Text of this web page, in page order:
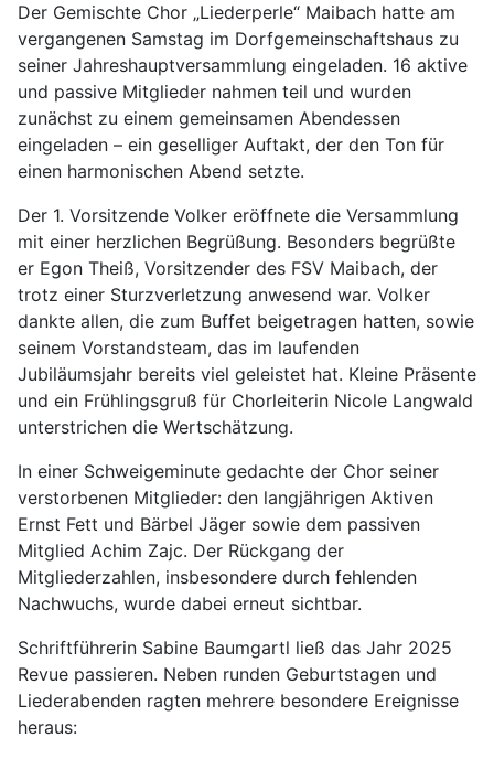
Der Gemischte Chor „Liederperle“ Maibach hatte am
vergangenen Samstag im Dorfgemeinschaftshaus zu
seiner Jahreshauptversammlung eingeladen. 16 aktive
und passive Mitglieder nahmen teil und wurden
zunächst zu einem gemeinsamen Abendessen
eingeladen – ein geselliger Auftakt, der den Ton für
einen harmonischen Abend setzte.
Der 1. Vorsitzende Volker eröffnete die Versammlung
mit einer herzlichen Begrüßung. Besonders begrüßte
er Egon Theiß, Vorsitzender des FSV Maibach, der
trotz einer Sturzverletzung anwesend war. Volker
dankte allen, die zum Buffet beigetragen hatten, sowie
seinem Vorstandsteam, das im laufenden
Jubiläumsjahr bereits viel geleistet hat. Kleine Präsente
und ein Frühlingsgruß für Chorleiterin Nicole Langwald
unterstrichen die Wertschätzung.
In einer Schweigeminute gedachte der Chor seiner
verstorbenen Mitglieder: den langjährigen Aktiven
Ernst Fett und Bärbel Jäger sowie dem passiven
Mitglied Achim Zajc. Der Rückgang der
Mitgliederzahlen, insbesondere durch fehlenden
Nachwuchs, wurde dabei erneut sichtbar.
Schriftführerin Sabine Baumgartl ließ das Jahr 2025
Revue passieren. Neben runden Geburtstagen und
Liederabenden ragten mehrere besondere Ereignisse
heraus: